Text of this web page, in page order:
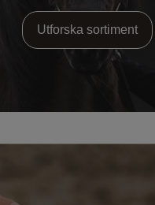
Utforska sortiment